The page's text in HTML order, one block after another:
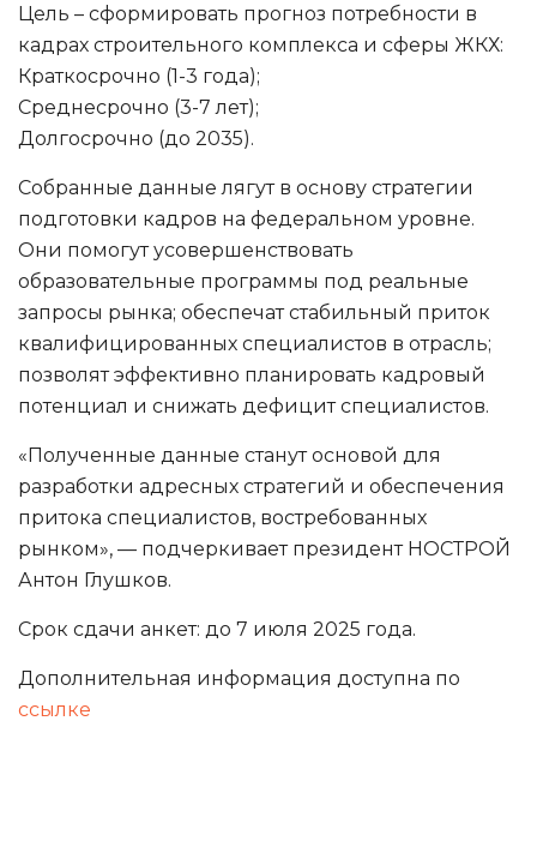
Цель – сформировать прогноз потребности в
кадрах строительного комплекса и сферы ЖКХ:
Краткосрочно (1-3 года);
Среднесрочно (3-7 лет);
Долгосрочно (до 2035).
Собранные данные лягут в основу стратегии
подготовки кадров на федеральном уровне.
Они помогут усовершенствовать
образовательные программы под реальные
запросы рынка; обеспечат стабильный приток
квалифицированных специалистов в отрасль;
позволят эффективно планировать кадровый
потенциал и снижать дефицит специалистов.
«Полученные данные станут основой для
разработки адресных стратегий и обеспечения
притока специалистов, востребованных
рынком», — подчеркивает президент НОСТРОЙ
Антон Глушков.
Срок сдачи анкет: до 7 июля 2025 года.
Дополнительная информация доступна по
ссылке